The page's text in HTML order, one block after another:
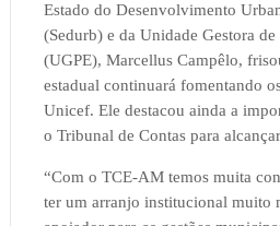
Estado do Desenvolvimento
(Sedurb) e da Unidade Gestora
(UGPE), Marcellus Campêlo,
estadual continuará fomentando
Unicef. Ele destacou ainda a
o Tribunal de Contas para
“Com o TCE-AM temos muita
ter um arranjo institucional muito